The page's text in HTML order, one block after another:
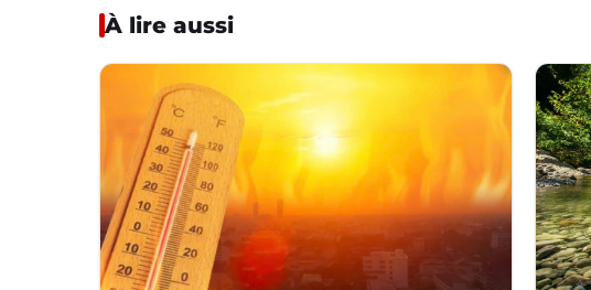
À lire aussi